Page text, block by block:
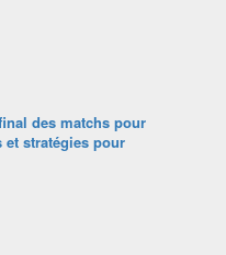
des matchs pour
stratégies pour